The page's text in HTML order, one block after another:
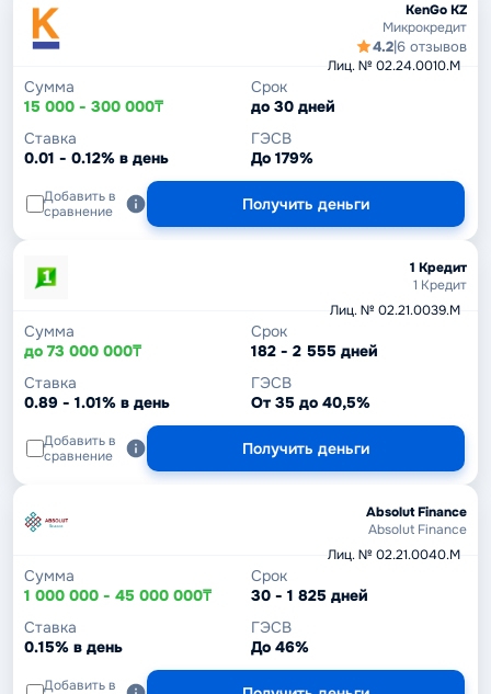
KenGo KZ
Микрокредит
Лиц. № 02.24.0010.М
4.2|6 отзывов
Сумма
15 000 - 300 000₸
Срок
до 30 дней
Ставка
0.01 - 0.12% в день
ГЭСВ
До 179%
Добавить в
сравнение
Получить деньги
1 Кредит
1 Кредит
Лиц. № 02.21.0039.M
Сумма
до 73 000 000₸
Срок
182 - 2 555 дней
Ставка
0.89 - 1.01% в день
ГЭСВ
От 35 до 40,5%
Добавить в
сравнение
Получить деньги
Absolut Finance
Absolut Finance
Лиц. № 02.21.0040.M
Сумма
1 000 000 - 45 000 000₸
Срок
30 - 1 825 дней
Ставка
0.15% в день
ГЭСВ
До 46%
Добавить в